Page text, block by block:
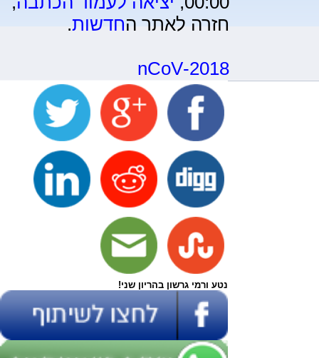
חזרה לאתר החדשות.
2018-nCoV
נטע ורמי גרשון בהריון שני!